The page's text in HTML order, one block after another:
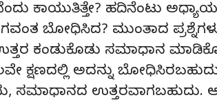
ಕಾಯುತಿತ್ತೇ? ಹದಿನೆಂಟು
ಬೋಧಿಸಿದ? ಮುಂತಾದ ಪ್ರಶ್ನೆಗಳು
ಕಂಡುಕೊಡು ಸಮಾಧಾನ
ಕ್ಷಣದಲ್ಲಿ ಅದನ್ನು
ಸಮಾಧಾನದ ಉತ್ತರವಾಗಬಹುದು.